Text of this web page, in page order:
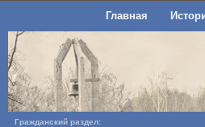
Главная
Гражданский раздел: